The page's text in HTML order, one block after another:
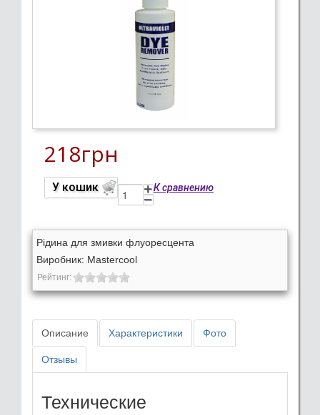
218грн
У кошик
Рідина для змивки флуоресцента
Виробник: Mastercool
Рейтинг:
Описание Характеристики Фото
Отзывы
Технические